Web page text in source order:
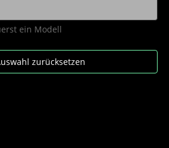
ein Modell
zurücksetzen